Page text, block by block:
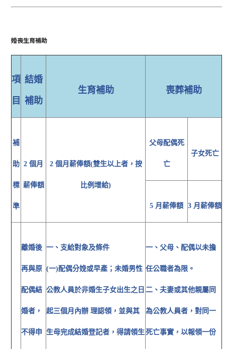
婚喪生育補助
項
目
結婚
補助
生育補助 喪葬補助
補
助
標
準
2 個月
薪俸額
2 個月薪俸額(雙生以上者，按
比例增給)
父母配偶死
亡
子女死亡
5 月薪俸額 3 月薪俸額
離婚後
再與原
配偶結
婚者，
不得申
一、支給對象及條件
(一)配偶分娩或早產；未婚男性
公教人員於非婚生子女出生之日
起三個月內辦 理認領，並與其
生母完成結婚登記者，得請領生
一、父母、配偶以未擔
任公職者為限。
二、夫妻或其他親屬同
為公教人員者，對同一
死亡事實，以報領一份